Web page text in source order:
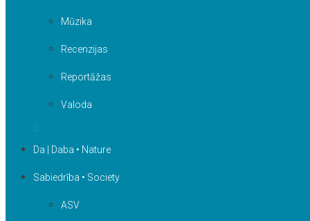
Mūzika
Recenzijas
Reportāžas
Valoda
Da | Daba • Nature
Sabiedrība • Society
ASV